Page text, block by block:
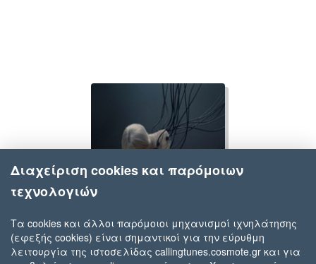
Anyma & LISA
Bad Angel
Διαχείριση cookies και παρόμοιων
τεχνολογιών
Τα cookies και άλλοι παρόμοιοι μηχανισμοί ιχνηλάτησης
(εφεξής cookies) είναι σημαντικοί για την εύρυθμη
λειτουργία της ιστοσελίδας callingtunes.cosmote.gr και για